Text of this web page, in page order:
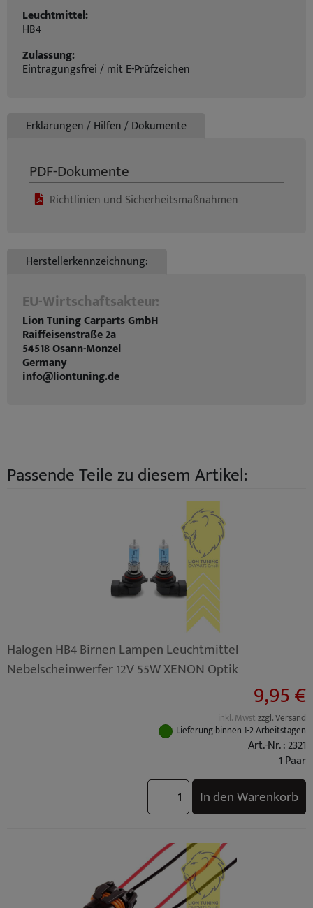
Leuchtmittel:
HB4
Zulassung:
Eintragungsfrei / mit E-Prüfzeichen
Erklärungen / Hilfen / Dokumente
PDF-Dokumente
Richtlinien und Sicherheitsmaßnahmen
Herstellerkennzeichnung:
EU-Wirtschaftsakteur:
Lion Tuning Carparts GmbH
Raiffeisenstraße 2a
54518 Osann-Monzel
Germany
info@liontuning.de
Passende Teile zu diesem Artikel:
Halogen HB4 Birnen Lampen Leuchtmittel
Nebelscheinwerfer 12V 55W XENON Optik
9,95 €
inkl. Mwstzzgl. Versand
Lieferung binnen 1-2 Arbeitstagen
Art.-Nr. : 2321
1 Paar
In den Warenkorb